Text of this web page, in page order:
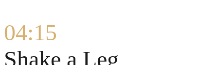
04:15
Shake a Leg